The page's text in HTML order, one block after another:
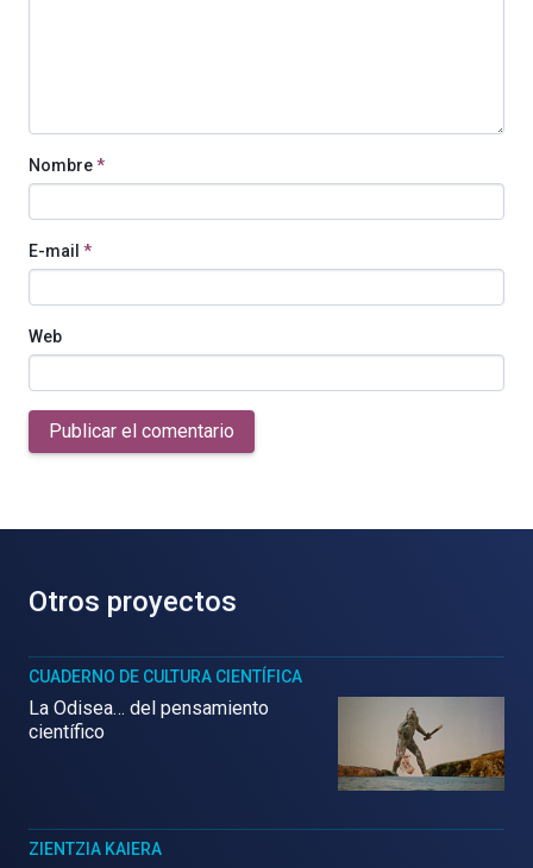
Nombre*
E-mail *
Web
Publicar el comentario
Otros proyectos
CUADERNO DE CULTURA CIENTÍFICA
La Odisea… del pensamiento
científico
ZIENTZIA KAIERA